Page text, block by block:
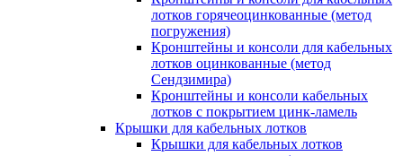
лотков горячеоцинкованные (метод
погружения)
Кронштейны и консоли для кабельных
лотков оцинкованные (метод
Сендзимира)
Кронштейны и консоли кабельных
лотков с покрытием цинк-ламель
Крышки для кабельных лотков
Крышки для кабельных лотков